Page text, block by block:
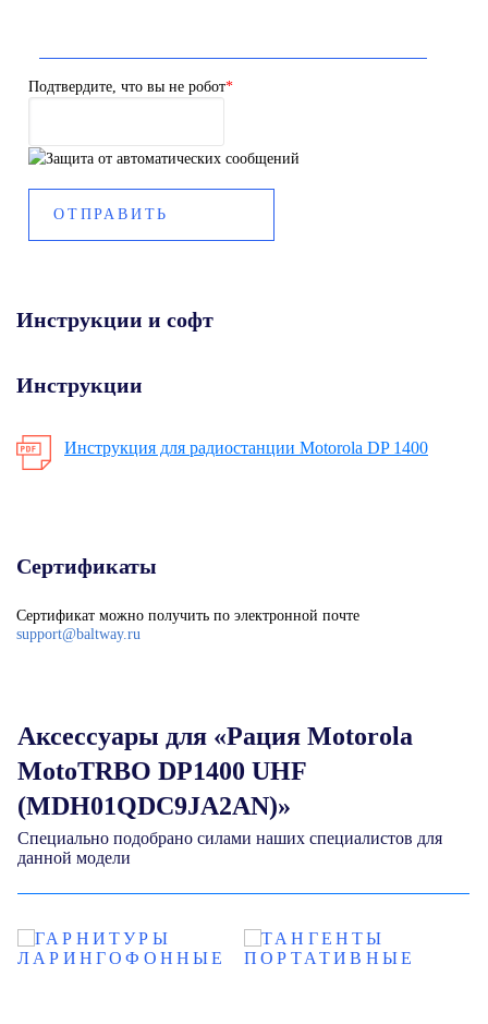
Подтвердите, что вы не робот*
Инструкции и софт
Инструкции
Инструкция для радиостанции Motorola DP 1400
Сертификаты
Сертификат можно получить по электронной почте
support@baltway.ru
Аксессуары для «Рация Motorola
MotoTRBO DP1400 UHF
(MDH01QDC9JA2AN)»
Специально подобрано силами наших специалистов для
данной модели